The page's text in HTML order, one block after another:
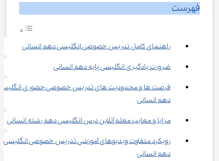
فهرست
راهنمای کامل تدریس خصوصی انگلیسی دهم انسانی
ضرورت یادگیری انگلیسی پایه دهم انسانی
فرصت ها و محدودیت های تدریس خصوصی حضوری
دهم انسانی
مزایا و معایب معلم آنلاین درس انگلیسی دهم رشته انسانی
رویکرد متفاوت ویدیوهای آموزشی تدریس خصوصی انگلیسی
دهم انسانی